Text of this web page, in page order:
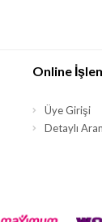
Online
Üye Girişi
Detaylı